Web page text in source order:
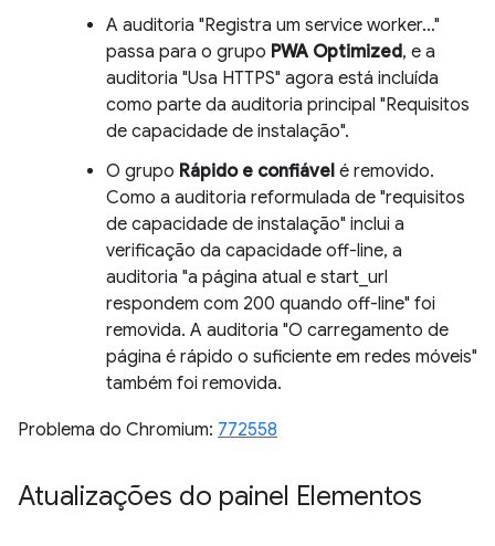
A auditoria "Registra um service worker…"
passa para o grupo PWA Optimized, e a
auditoria "Usa HTTPS" agora está incluída
como parte da auditoria principal "Requisitos
de capacidade de instalação".
O grupo Rápido e confiável é removido.
Como a auditoria reformulada de "requisitos
de capacidade de instalação" inclui a
verificação da capacidade off-line, a
auditoria "a página atual e start_url
respondem com 200 quando off-line" foi
removida. A auditoria "O carregamento de
página é rápido o suficiente em redes móveis"
também foi removida.
Problema do Chromium: 772558
Atualizações do painel Elementos